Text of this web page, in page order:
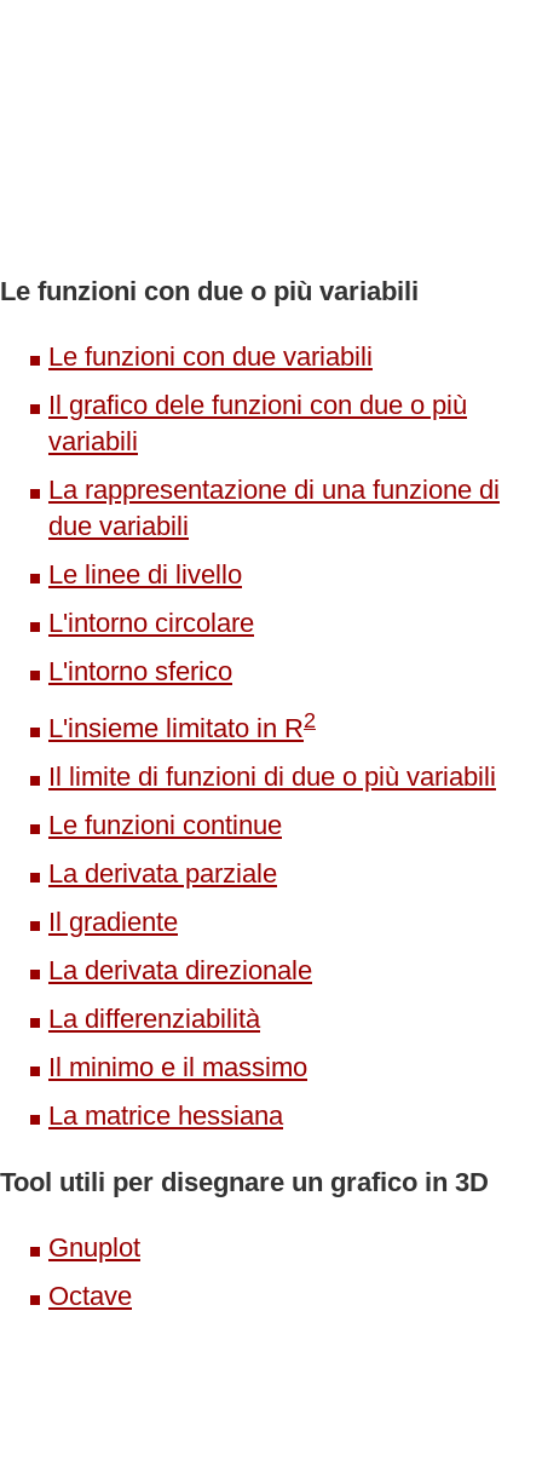
Le funzioni con due o più variabili
Le funzioni con due variabili
Il grafico dele funzioni con due o più
variabili
La rappresentazione di una funzione di
due variabili
Le linee di livello
L'intorno circolare
L'intorno sferico
L'insieme limitato in R2
Il limite di funzioni di due o più variabili
Le funzioni continue
La derivata parziale
Il gradiente
La derivata direzionale
La differenziabilità
Il minimo e il massimo
La matrice hessiana
Tool utili per disegnare un grafico in 3D
Gnuplot
Octave